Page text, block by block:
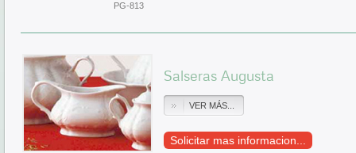
PG-813
Salseras Augusta
VER MÁS...
Solicitar mas informacion...